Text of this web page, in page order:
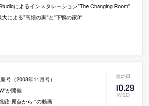
によるインスタレーション”The Changing Room”
大による”高畑の家”と”下鴨の家3″
10.29
WED
号（2008年11月号）
が開催
-原点から-“の動画